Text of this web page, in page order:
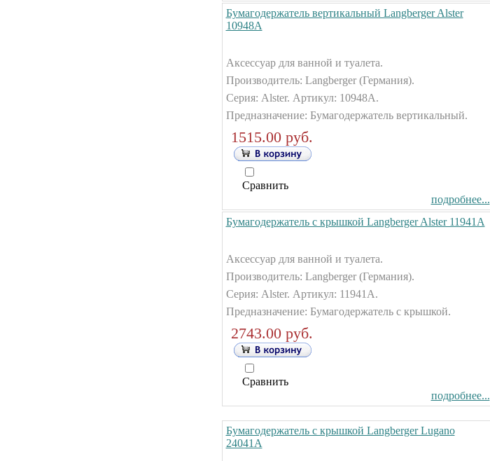
Бумагодержатель вертикальный Langberger Alster
10948А
Аксессуар для ванной и туалета.
Производитель: Langberger (Германия).
Серия: Alster. Артикул: 10948А.
Предназначение: Бумагодержатель вертикальный.
1515.00 руб.
Сравнить
подробнее...
Бумагодержатель с крышкой Langberger Alster 11941А
Аксессуар для ванной и туалета.
Производитель: Langberger (Германия).
Серия: Alster. Артикул: 11941А.
Предназначение: Бумагодержатель с крышкой.
2743.00 руб.
Сравнить
подробнее...
Бумагодержатель с крышкой Langberger Lugano
24041А